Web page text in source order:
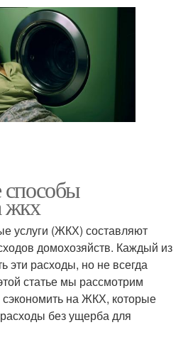
жкх
услуги (ЖКХ) составляют
домохозяйств. Каждый из
эти расходы, но не всегда
статье мы рассмотрим
на ЖКХ, которые
без ущерба для